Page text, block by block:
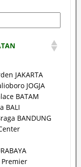
JAKARTA
JOGJA
BATAM
BALI
BANDUNG